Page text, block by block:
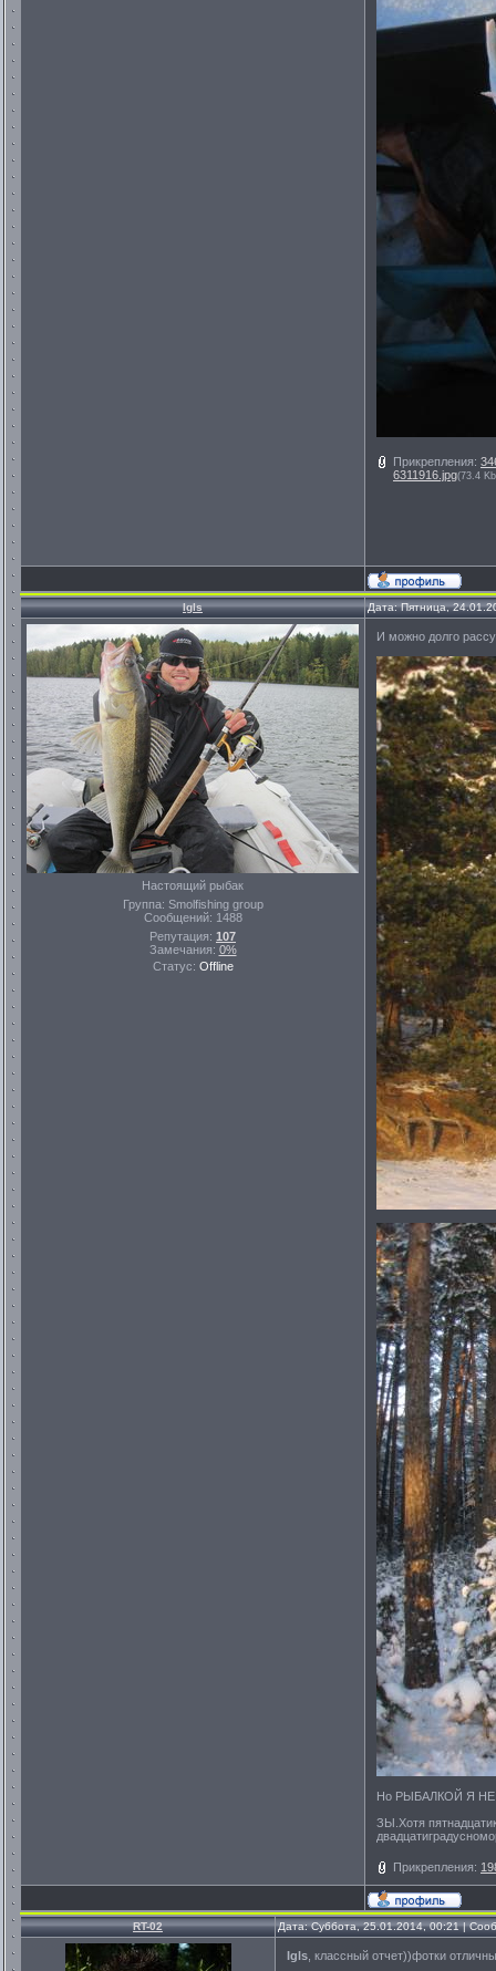
Прикрепления:
6311916.jpg(73.4
Igls Дата: Пятница,
Настоящий рыбак
Группа: Smolfishing group
Сообщений: 1488
Репутация: 107
Замечания: 0%
Статус: Offline
И можно долго
Но РЫБАЛКОЙ Я
ЗЫ.Хотя
Прикрепления:
RT-02 Дата: Суббота, 25.01.2014, 00:21 |
Igls , классный отчет))фотки